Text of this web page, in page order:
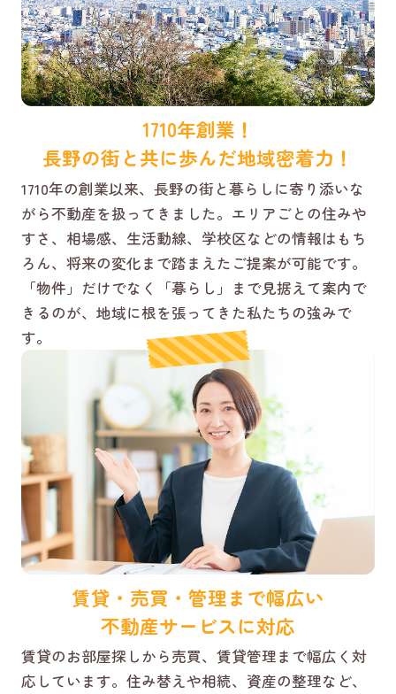
1710年創業！
長野の街と共に歩んだ地域密着力！
1710年の創業以来、長野の街と暮らしに寄り添いな
がら不動産を扱ってきました。エリアごとの住みや
すさ、相場感、生活動線、学校区などの情報はもち
ろん、将来の変化まで踏まえたご提案が可能です。
「物件」だけでなく「暮らし」まで見据えて案内で
きるのが、地域に根を張ってきた私たちの強みで
す。
賃貸・売買・管理まで幅広い
不動産サービスに対応
賃貸のお部屋探しから売買、賃貸管理まで幅広く対
応しています。住み替えや相続、資産の整理など、